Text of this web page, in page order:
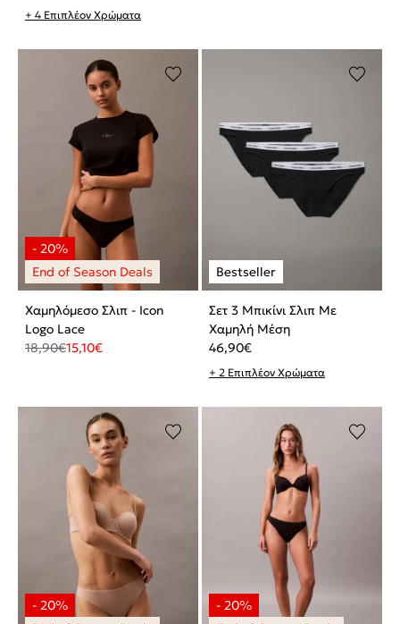
+ 4 Επιπλέον Χρώματα
Χαμηλόμεσο Σλιπ - Icon
Logo Lace
18,90€15,10€
Σετ 3 Μπικίνι Σλιπ Με
Χαμηλή Μέση
46,90€
+ 2 Επιπλέον Χρώματα